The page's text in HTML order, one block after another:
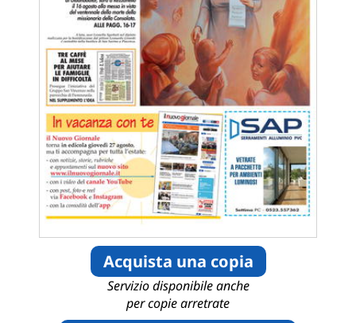
Acquista una copia
Servizio disponibile anche
per copie arretrate